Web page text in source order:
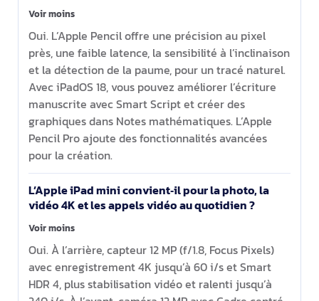
Voir moins
Oui. L’Apple Pencil offre une précision au pixel
près, une faible latence, la sensibilité à l’inclinaison
et la détection de la paume, pour un tracé naturel.
Avec iPadOS 18, vous pouvez améliorer l’écriture
manuscrite avec Smart Script et créer des
graphiques dans Notes mathématiques. L’Apple
Pencil Pro ajoute des fonctionnalités avancées
pour la création.
L’Apple iPad mini convient‑il pour la photo, la
vidéo 4K et les appels vidéo au quotidien ?
Voir moins
Oui. À l’arrière, capteur 12 MP (f/1.8, Focus Pixels)
avec enregistrement 4K jusqu’à 60 i/s et Smart
HDR 4, plus stabilisation vidéo et ralenti jusqu’à